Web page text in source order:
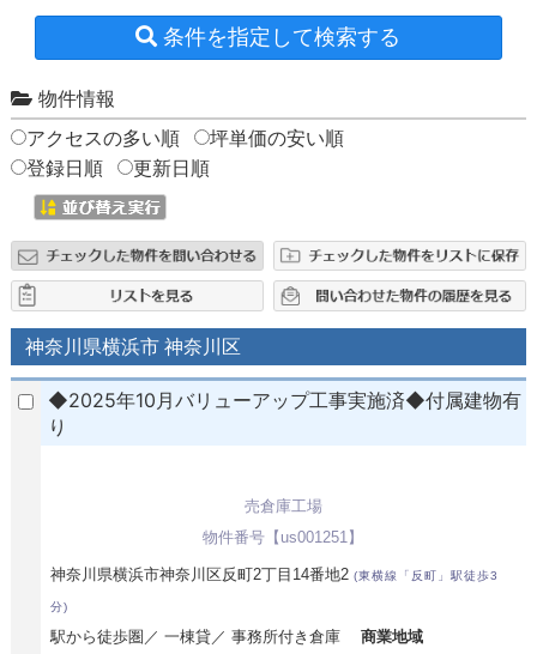
条件を指定して検索する
物件情報
アクセスの多い順
坪単価の安い順
登録日順
更新日順
神奈川県横浜市 神奈川区
◆2025年10月バリューアップ工事実施済◆付属建物有
り
売倉庫工場
物件番号【us001251】
神奈川県横浜市神奈川区反町2丁目14番地2(東横線「反町」駅徒歩3
分)
駅から徒歩圏／ 一棟貸／ 事務所付き倉庫商業地域